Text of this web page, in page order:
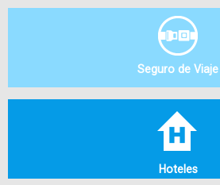
Seguro de Viaje
Hoteles